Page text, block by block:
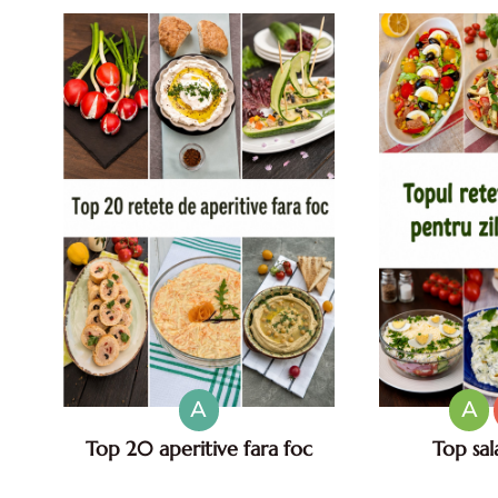
A
Top 20 aperitive fara foc
A
Top